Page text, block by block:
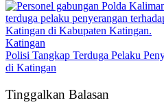
Katingan
Polisi Tangkap Terduga Pelaku
di Katingan
Tinggalkan Balasan